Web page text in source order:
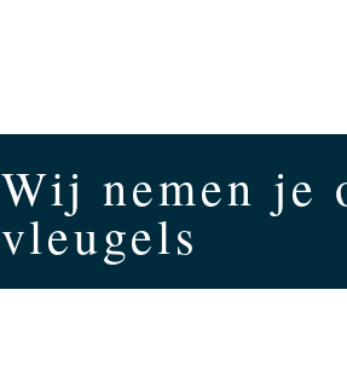
Wij nemen je
vleugels